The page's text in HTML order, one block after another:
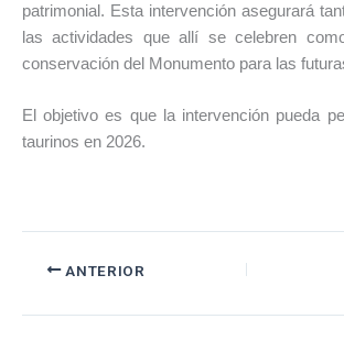
patrimonial. Esta intervención asegurará
las actividades que allí se celebren
conservación del Monumento para las
El objetivo es que la intervención pueda
taurinos en 2026.
ANTERIOR